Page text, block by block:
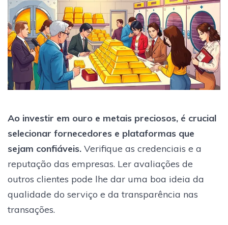
Ao investir em ouro e metais preciosos, é crucial
selecionar fornecedores e plataformas que
sejam confiáveis. Verifique as credenciais e a
reputação das empresas. Ler avaliações de
outros clientes pode lhe dar uma boa ideia da
qualidade do serviço e da transparência nas
transações.